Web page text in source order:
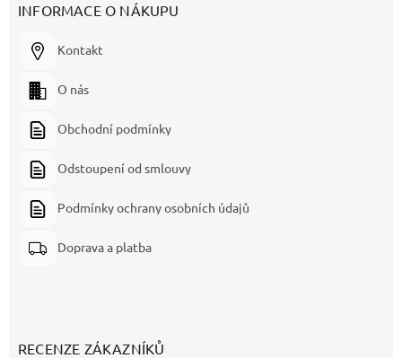
INFORMACE O NÁKUPU
Kontakt
O nás
Obchodní podmínky
Odstoupení od smlouvy
Podmínky ochrany osobních údajů
Doprava a platba
RECENZE ZÁKAZNÍKŮ